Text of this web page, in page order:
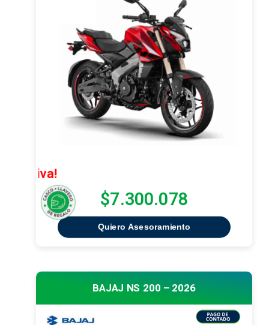
$7.300.078
Quiero Asesoramiento
BAJAJ NS 200 – 2026